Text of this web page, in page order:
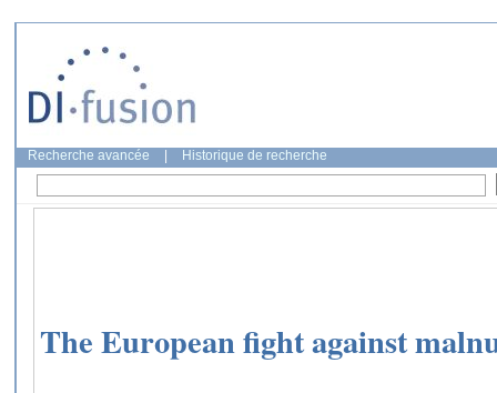
Recherche avancée Historique de recherche
The European fight against